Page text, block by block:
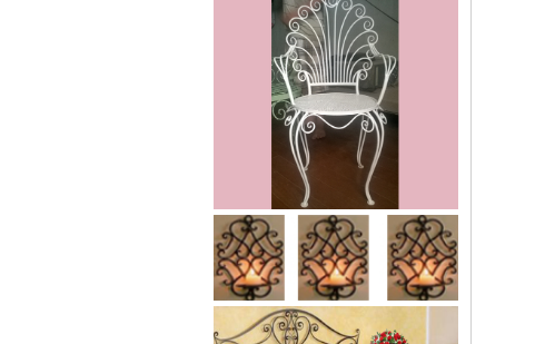
Cửa cổng sắt mỹ thuật 19
Cửa cống sắt đẹp cho mọi không
gian nhà riêng, biệt thự, nhà sân...
Cửa sắt mẫu 20
Cửa sắt đẹp cho không gian nhà
tuyệt đẹp Gia công sản xuất
cửa...